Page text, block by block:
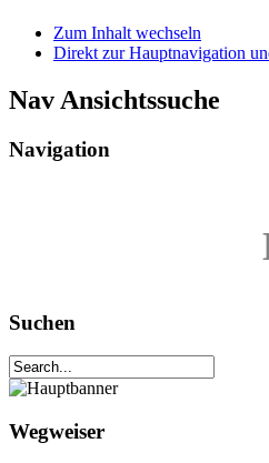
Zum Inhalt wechseln
Direkt zur Hauptnavigation
Nav Ansichtssuche
Navigation
Suchen
Wegweiser